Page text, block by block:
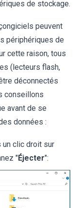
de stockage.
peuvent
périphériques de
cette raison, tous
(lecteurs flash,
déconnectés
conseillons
avant de se
données :
un clic droit sur
"Éjecter":